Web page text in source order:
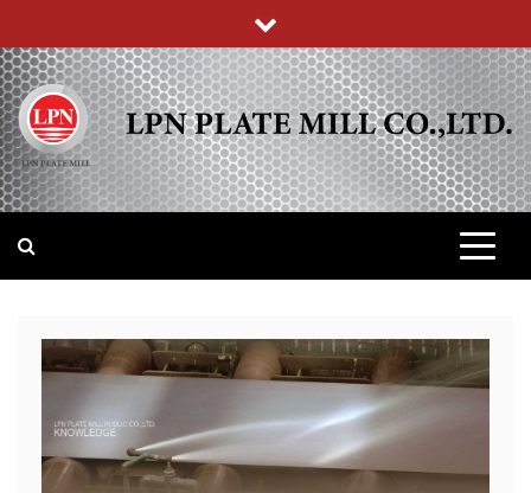
to
content
บริษัท แอล พี เอ็น เพลทมิล (จำกัด)